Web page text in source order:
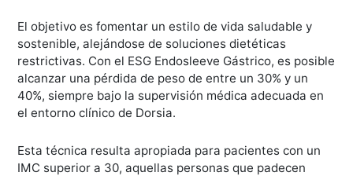
El objetivo es fomentar un estilo de vida saludable y
sostenible, alejándose de soluciones dietéticas
restrictivas. Con el ESG Endosleeve Gástrico, es posible
alcanzar una pérdida de peso de entre un 30% y un
40%, siempre bajo la supervisión médica adecuada en
el entorno clínico de Dorsia.
Esta técnica resulta apropiada para pacientes con un
IMC superior a 30, aquellas personas que padecen